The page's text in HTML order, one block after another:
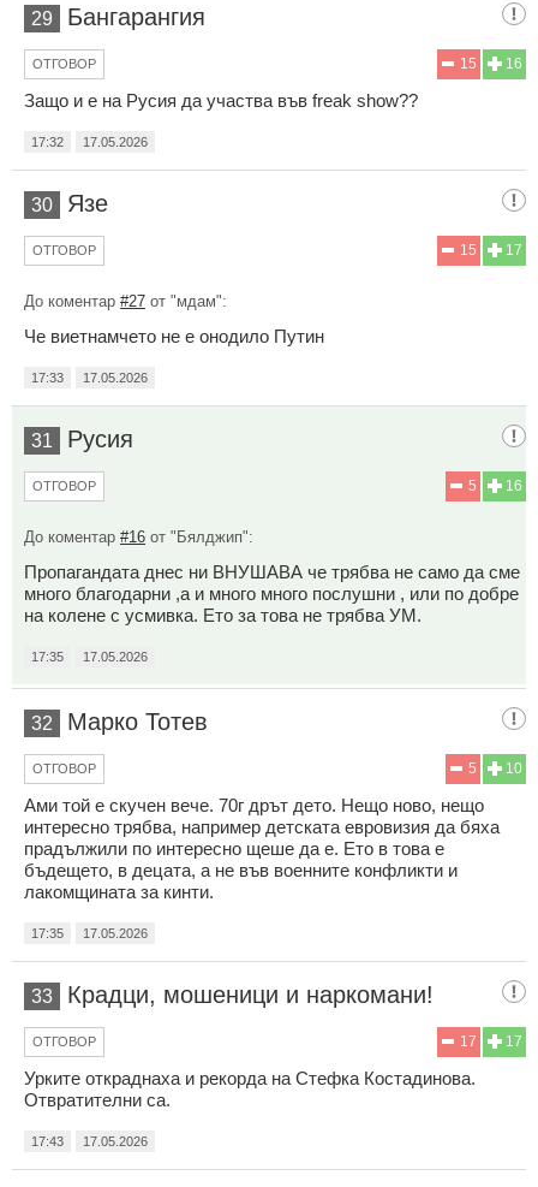
29 Бангарангия
16
15
ОТГОВОР
Защо и е на Русия да участва във freak show??
17:32 17.05.2026
30 Язе
17
15
ОТГОВОР
До коментар #27 от "мдам":
Че виетнамчето не е онодило Путин
17:33 17.05.2026
31 Русия
16
5
ОТГОВОР
До коментар #16 от "Бялджип":
Пропагандата днес ни ВНУШАВА че трябва не само да сме
много благодарни ,а и много много послушни , или по добре
на колене с усмивка. Ето за това не трябва УМ.
17:35 17.05.2026
32 Марко Тотев
10
5
ОТГОВОР
Ами той е скучен вече. 70г дрът дето. Нещо ново, нещо
интересно трябва, например детската евровизия да бяха
прадължили по интересно щеше да е. Ето в това е
бъдещето, в децата, а не във военните конфликти и
лакомщината за кинти.
17:35 17.05.2026
33 Крадци, мошеници и наркомани!
17
17
ОТГОВОР
Урките откраднаха и рекорда на Стефка Костадинова.
Отвратителни са.
17:43 17.05.2026